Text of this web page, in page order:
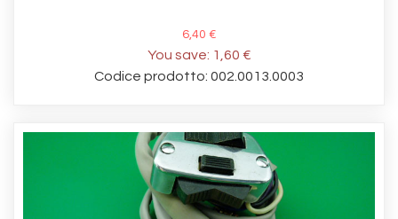
6,40 €
You save: 1,60 €
Codice prodotto: 002.0013.0003